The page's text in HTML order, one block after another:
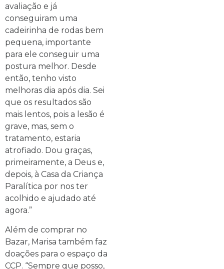
avaliação e já
conseguiram uma
cadeirinha de rodas bem
pequena, importante
para ele conseguir uma
postura melhor. Desde
então, tenho visto
melhoras dia após dia. Sei
que os resultados são
mais lentos, pois a lesão é
grave, mas, sem o
tratamento, estaria
atrofiado. Dou graças,
primeiramente, a Deus e,
depois, à Casa da Criança
Paralítica por nos ter
acolhido e ajudado até
agora.”
Além de comprar no
Bazar, Marisa também faz
doações para o espaço da
CCP. “Sempre que posso,